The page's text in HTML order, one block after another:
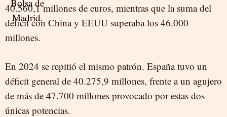
40.560,1 millones de euros, mientras que la suma del
déficit con China y EEUU superaba los 46.000
millones.
En 2024 se repitió el mismo patrón. España tuvo un
déficit general de 40.275,9 millones, frente a un agujero
de más de 47.700 millones provocado por estas dos
únicas potencias.